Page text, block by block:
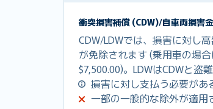
衝突損害補償 (CDW)/自車両損害
CDW/LDWでは、損害に対し
が免除されます (乗用車の場
$7,500.00)。LDWはCDWと盗
損害に対し支払う必要があ
一部の一般的な除外が適用